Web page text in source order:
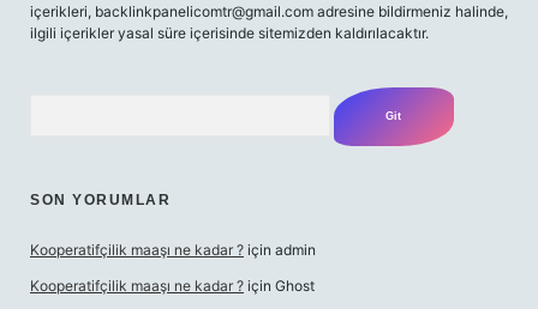
içerikleri, backlinkpanelicomtr@gmail.com adresine bildirmeniz halinde,
ilgili içerikler yasal süre içerisinde sitemizden kaldırılacaktır.
SON YORUMLAR
Kooperatifçilik maaşı ne kadar ? için admin
Kooperatifçilik maaşı ne kadar ? için Ghost